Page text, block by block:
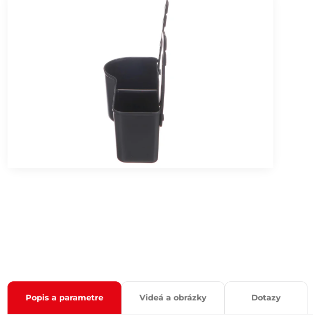
Popis a parametre Videá a obrázky Dotazy